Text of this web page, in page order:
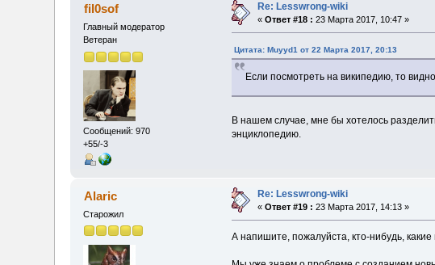
fil0sof
Главный модератор
Ветеран
Сообщений: 970
+55/-3
Re: Lesswrong-wiki
«Ответ #18 : 23 Марта 2017, 10:47 »
Цитата: Muyyd1 от 22 Марта 2017, 20:13
Если посмотреть на википедию, то
В нашем случае, мне бы хотелось
энциклопедию.
Alaric
Старожил
Re: Lesswrong-wiki
«Ответ #19 : 23 Марта 2017, 14:13 »
А напишите, пожалуйста, кто-нибудь,